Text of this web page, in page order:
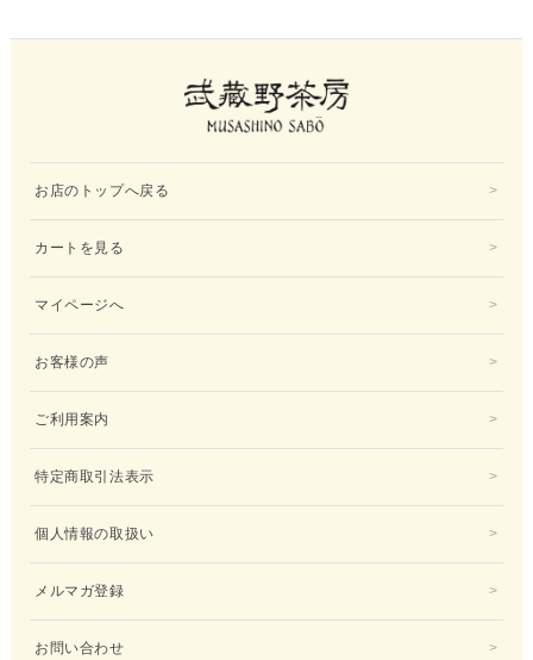
お店のトップへ戻る
カートを見る
マイページへ
お客様の声
ご利用案内
特定商取引法表示
個人情報の取扱い
メルマガ登録
お問い合わせ